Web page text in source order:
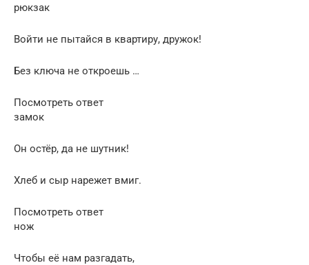
рюкзак
Войти не пытайся в квартиру, дружок!
Без ключа не откроешь …
Посмотреть ответ
замок
Он остёр, да не шутник!
Хлеб и сыр нарежет вмиг.
Посмотреть ответ
нож
Чтобы её нам разгадать,